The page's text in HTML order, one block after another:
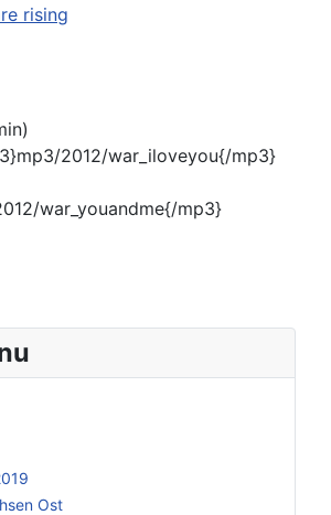
Ost
rising
2012/war_iloveyou{/mp3}
war_youandme{/mp3}